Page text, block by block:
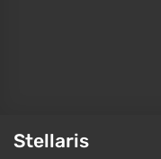
Stellaris